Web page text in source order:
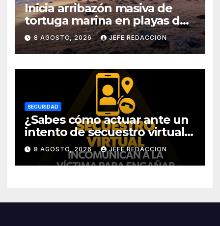
Inicia arribazón masiva de
tortuga marina en playas de
Michoacán
8 AGOSTO, 2026 JEFE REDACCION
SEGURIDAD
¿Sabes cómo actuar ante un
intento de secuestro virtual?
La SSP te guía para evitarlo
8 AGOSTO, 2026 JEFE REDACCION